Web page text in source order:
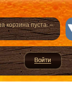
корзина пуста. –